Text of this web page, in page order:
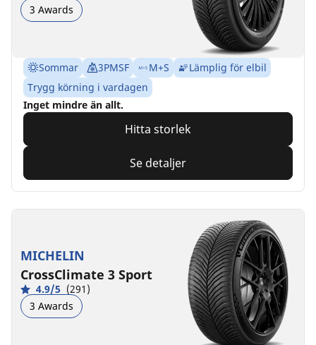
3 Awards
Sommar 3PMSF M+S
Lämplig för elbil
Trygg körning i vardagen
Inget mindre än allt.
Hitta storlek
Se detaljer
MICHELIN
CrossClimate 3 Sport
4.9/5 (291)
3 Awards